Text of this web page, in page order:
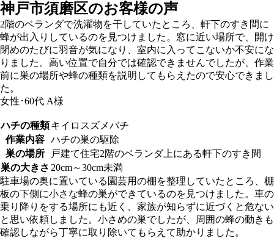
神戸市須磨区のお客様の声
2階のベランダで洗濯物を干していたところ、軒下のすき間に
蜂が出入りしているのを見つけました。窓に近い場所で、開け
閉めのたびに羽音が気になり、室内に入ってこないか不安にな
りました。高い位置で自分では確認できませんでしたが、作業
前に巣の場所や蜂の種類を説明してもらえたので安心できまし
た。
女性･60代 A様
ハチの種類キイロスズメバチ
作業内容 ハチの巣の駆除
巣の場所
戸建て住宅2階のベランダ上にある軒下のすき間
巣の大きさ 20cm～30cm未満
駐車場の奥に置いている園芸用の棚を整理していたところ、棚
板の下側に小さな蜂の巣ができているのを見つけました。車の
乗り降りをする場所にも近く、家族が知らずに近づくと危ない
と思い依頼しました。小さめの巣でしたが、周囲の蜂の動きも
確認しながら丁寧に取り除いてもらえて助かりました。